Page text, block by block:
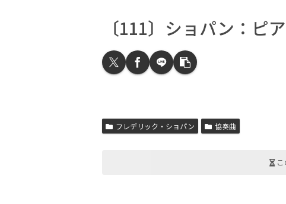
〔111〕ショパン：ピ
フレデリック・ショパン 協奏曲